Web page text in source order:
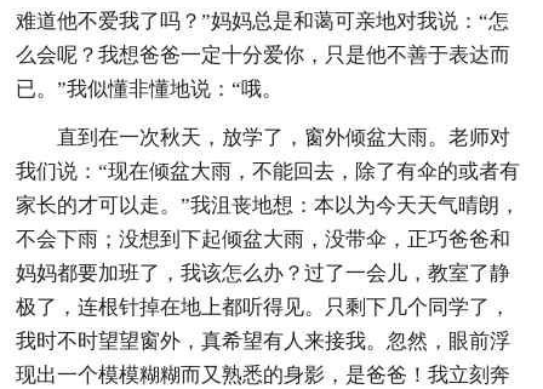
难道他不爱我了吗？”妈妈总是和蔼可亲地对我说：“怎
么会呢？我想爸爸一定十分爱你，只是他不善于表达而
已。”我似懂非懂地说：“哦。
直到在一次秋天，放学了，窗外倾盆大雨。老师对
我们说：“现在倾盆大雨，不能回去，除了有伞的或者有
家长的才可以走。”我沮丧地想：本以为今天天气晴朗，
不会下雨；没想到下起倾盆大雨，没带伞，正巧爸爸和
妈妈都要加班了，我该怎么办？过了一会儿，教室了静
极了，连根针掉在地上都听得见。只剩下几个同学了，
我时不时望望窗外，真希望有人来接我。忽然，眼前浮
现出一个模模糊糊而又熟悉的身影，是爸爸！我立刻奔